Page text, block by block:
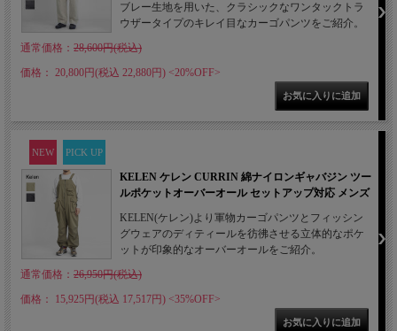
ブレー生地を用いた、クラシックなワンタックトラ
ウザータイプのキレイ目なカーゴパンツをご紹介。
通常価格： 28,600円(税込)
価格： 20,800円(税込 22,880円) <20%OFF>
NEW PICK UP
KELEN ケレン CURRIN 綿ナイロンギャバジン ツー
ルポケットオーバーオール セットアップ対応 メンズ
KELEN(ケレン)より軍物カーゴパンツとフィッシン
グウェアのディティールを彷彿させる立体的なポケ
ットが印象的なオーバーオールをご紹介。
通常価格： 26,950円(税込)
価格： 15,925円(税込 17,517円) <35%OFF>